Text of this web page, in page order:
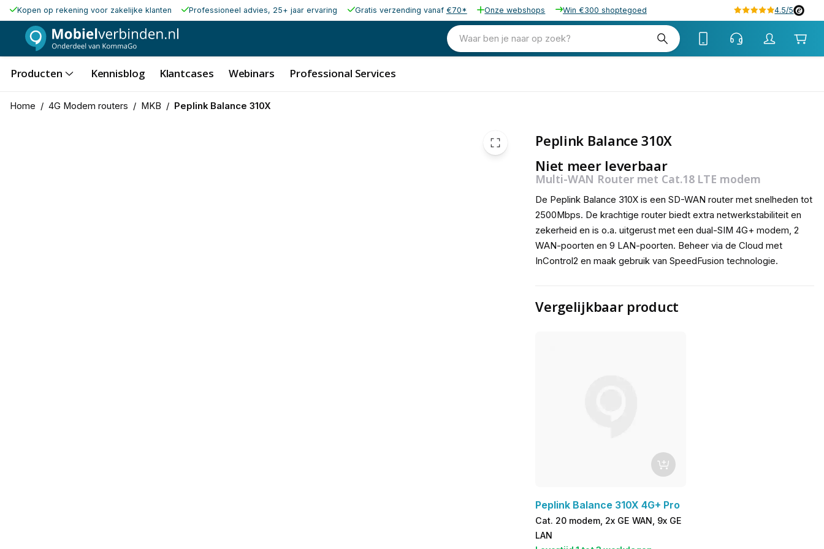
Kopen op rekening voor zakelijke klanten Professioneel advies, 25+ jaar ervaring Gratis verzending vanaf €70* Onze webshops Win €300 shoptegoed 4.5/5
Waar ben je naar op zoek?
Producten Kennisblog Klantcases Webinars Professional Services
Home / 4G Modem routers / MKB / Peplink Balance 310X
Peplink Balance 310X
Niet meer leverbaar
Multi-WAN Router met Cat.18 LTE modem
De Peplink Balance 310X is een SD-WAN router met snelheden tot
2500Mbps. De krachtige router biedt extra netwerkstabiliteit en
zekerheid en is o.a. uitgerust met een dual-SIM 4G+ modem, 2
WAN-poorten en 9 LAN-poorten. Beheer via de Cloud met
InControl2 en maak gebruik van SpeedFusion technologie.
Vergelijkbaar product
Peplink Balance 310X 4G+ Pro
Cat. 20 modem, 2x GE WAN, 9x GE
LAN